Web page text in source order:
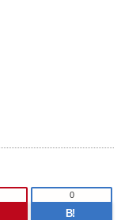
B!
0